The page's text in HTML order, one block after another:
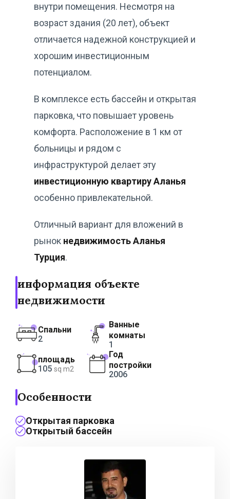
внутри помещения. Несмотря на
возраст здания (20 лет), объект
отличается надежной конструкцией и
хорошим инвестиционным
потенциалом.
В комплексе есть бассейн и открытая
парковка, что повышает уровень
комфорта. Расположение в 1 км от
больницы и рядом с
инфраструктурой делает эту
инвестиционную квартиру Аланья
особенно привлекательной.
Отличный вариант для вложений в
рынок недвижимость Аланья
Турция.
информация объекте
недвижимости
Спальни
2
Ванные
комнаты
1
площадь
105 sq m2
Год
постройки
2006
Особенности
Открытая парковка
Открытый бассейн